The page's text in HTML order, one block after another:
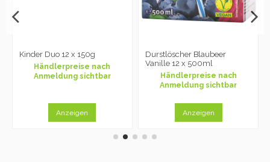
Kinder Duo 12 x 150g
Händlerpreise nach
Anmeldung sichtbar
Anzeigen
Durstlöscher Blaubeer
Vanille 12 x 500ml
Händlerpreise nach
Anmeldung sichtbar
Anzeigen